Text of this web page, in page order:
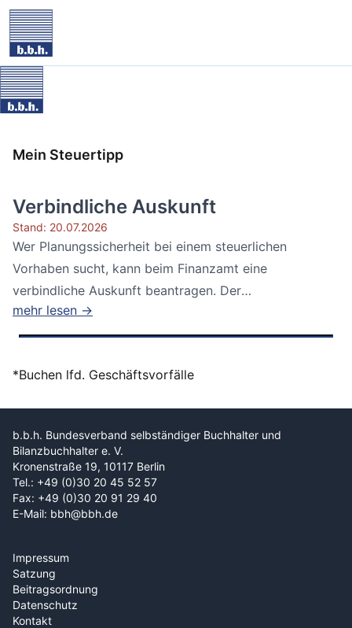
Mein Steuertipp
Verbindliche Auskunft
Stand: 20.07.2026
Wer Planungssicherheit bei einem steuerlichen
Vorhaben sucht, kann beim Finanzamt eine
verbindliche Auskunft beantragen. Der
Bundesfinanzhof...
mehr lesen →
*Buchen lfd. Geschäftsvorfälle
b.b.h. Bundesverband selbständiger Buchhalter und
Bilanzbuchhalter e. V.
Kronenstraße 19, 10117 Berlin
Tel.: +49 (0)30 20 45 52 57
Fax: +49 (0)30 20 91 29 40
E-Mail: bbh@bbh.de
Impressum
Satzung
Beitragsordnung
Datenschutz
Kontakt